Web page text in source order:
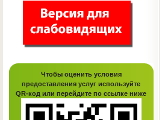
Чтобы оценить условия
предоставления услуг используйте
QR-код или перейдите по ссылке ниже